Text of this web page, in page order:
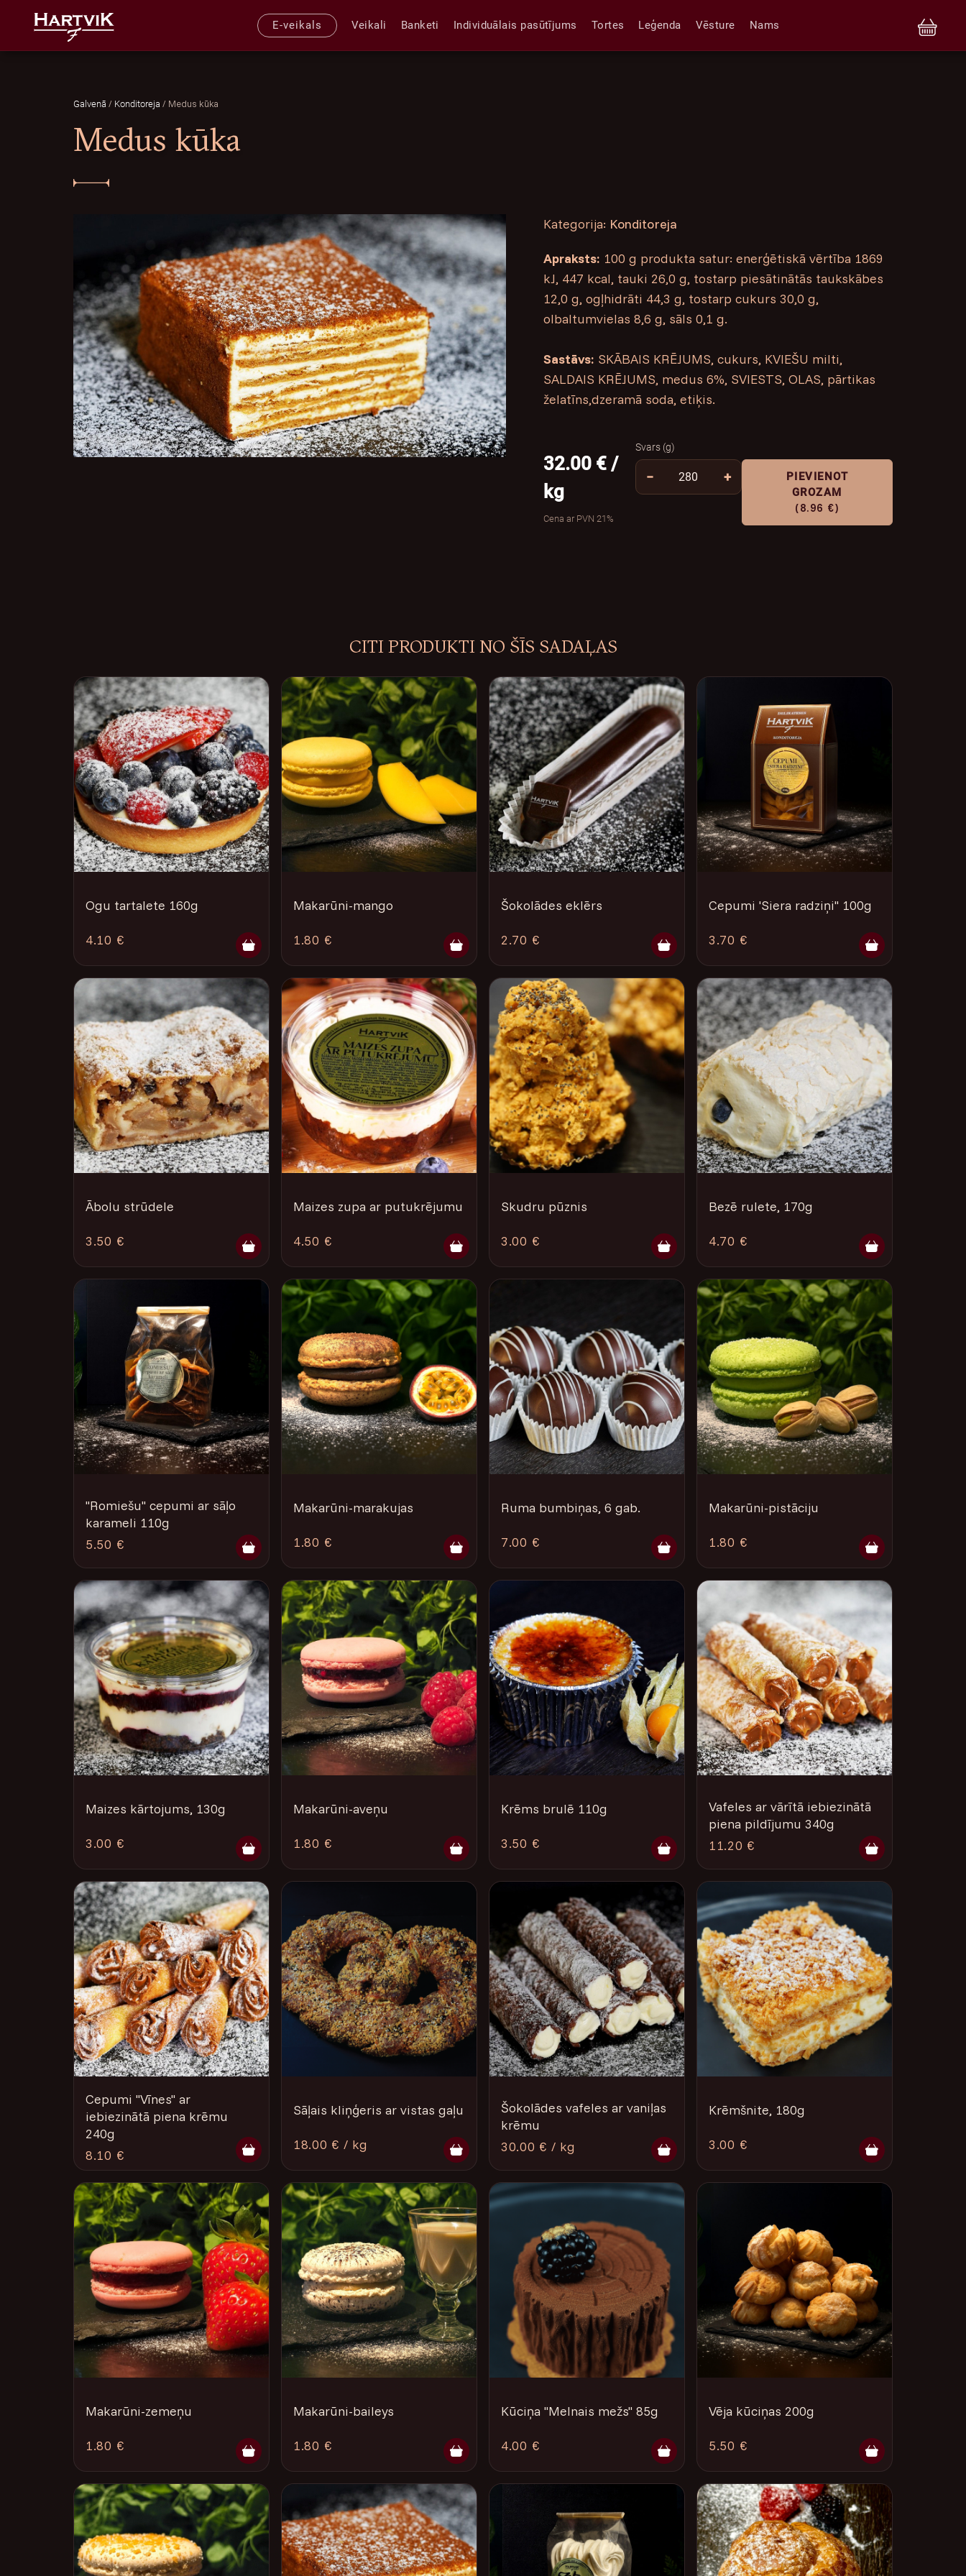
E-veikals Veikali Banketi Individuālais pasūtījums Tortes Leģenda Vēsture Nams
Galvenā / Konditoreja / Medus kūka
Medus kūka
Kategorija: Konditoreja
Apraksts: 100 g produkta satur: enerģētiskā vērtība 1869
kJ, 447 kcal, tauki 26,0 g, tostarp piesātinātās taukskābes
12,0 g, ogļhidrāti 44,3 g, tostarp cukurs 30,0 g,
olbaltumvielas 8,6 g, sāls 0,1 g.
Sastāvs: SKĀBAIS KRĒJUMS, cukurs, KVIEŠU milti,
SALDAIS KRĒJUMS, medus 6%, SVIESTS, OLAS, pārtikas
želatīns,dzeramā soda, etiķis.
32.00 € /
kg
Cena ar PVN 21%
Svars (g)
− +
PIEVIENOT
GROZAM
(8.96 €)
CITI PRODUKTI NO ŠĪS SADAĻAS
Ogu tartalete 160g
4.10 €
Makarūni-mango
1.80 €
Šokolādes eklērs
2.70 €
Cepumi 'Siera radziņi'' 100g
3.70 €
Ābolu strūdele
3.50 €
Maizes zupa ar putukrējumu
4.50 €
Skudru pūznis
3.00 €
Bezē rulete, 170g
4.70 €
''Romiešu'' cepumi ar sāļo
karameli 110g
5.50 €
Makarūni-marakujas
1.80 €
Ruma bumbiņas, 6 gab.
7.00 €
Makarūni-pistāciju
1.80 €
Maizes kārtojums, 130g
3.00 €
Makarūni-aveņu
1.80 €
Krēms brulē 110g
3.50 €
Vafeles ar vārītā iebiezinātā
piena pildījumu 340g
11.20 €
Cepumi "Vīnes" ar
iebiezinātā piena krēmu
240g
8.10 €
Sāļais kliņģeris ar vistas gaļu
18.00 € / kg
Šokolādes vafeles ar vaniļas
krēmu
30.00 € / kg
Krēmšnite, 180g
3.00 €
Makarūni-zemeņu
1.80 €
Makarūni-baileys
1.80 €
Kūciņa "Melnais mežs" 85g
4.00 €
Vēja kūciņas 200g
5.50 €